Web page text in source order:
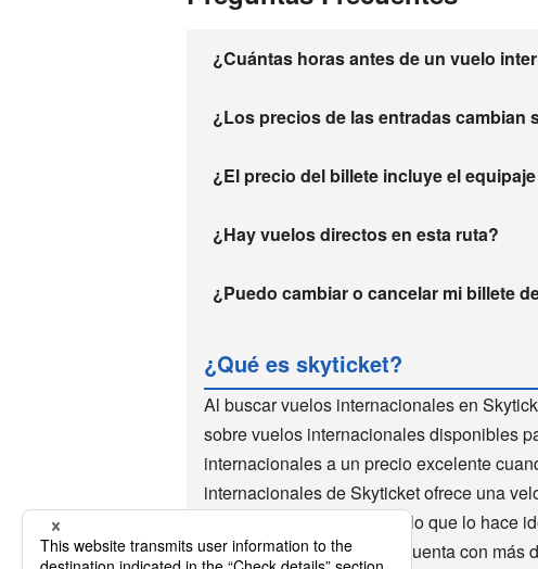
¿Cuántas horas antes de un vuelo
¿Los precios de las entradas cambian
¿El precio del billete incluye el
¿Hay vuelos directos en esta ruta?
¿Puedo cambiar o cancelar mi billete
¿Qué es skyticket?
Al buscar vuelos internacionales en
sobre vuelos internacionales disponibles
internacionales a un precio excelente
internacionales de Skyticket ofrece una
de vuelos internacionales, lo que lo hace
mundo utilizan Skyticket. Cuenta con más